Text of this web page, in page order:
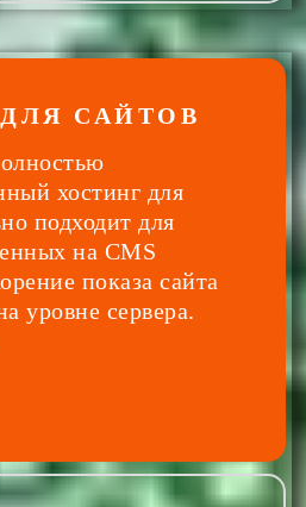
САЙТОВ
хостинг для
подходит для
на CMS
показа сайта
уровне сервера.